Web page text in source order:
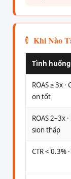
3 Khi Nào
Tình
ROAS ≥ 3x ·
on tốt
ROAS 2–3x
sion thấp
CTR < 0.3%